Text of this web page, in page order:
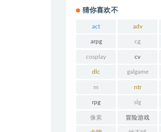
猜你喜欢不
act adv
arpg cg
cosplay cv
dlc galgame
m ntr
rpg slg
像素 冒险游戏